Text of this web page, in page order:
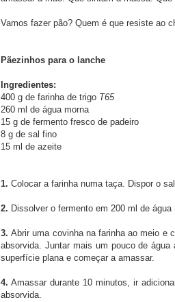
Vamos fazer pão? Quem é que resiste ao
Pãezinhos para o lanche
Ingredientes:
400 g de farinha de trigo T65
260 ml de água morna
15 g de fermento fresco de padeiro
8 g de sal fino
15 ml de azeite
1. Colocar a farinha numa taça. Dispor o
2. Dissolver o fermento em 200 ml de água
3. Abrir uma covinha na farinha ao meio e
absorvida. Juntar mais um pouco de
superfície plana e começar a amassar.
4. Amassar durante 10 minutos, ir
absorvida.